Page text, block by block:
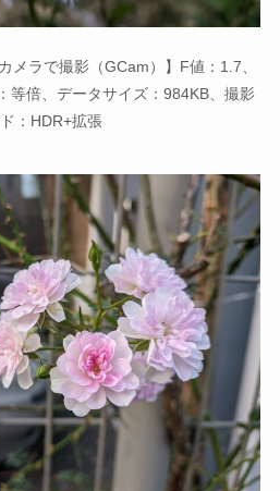
メラで撮影（GCam）】F値：1.7、
等倍、データサイズ：984KB、撮影
：HDR+拡張